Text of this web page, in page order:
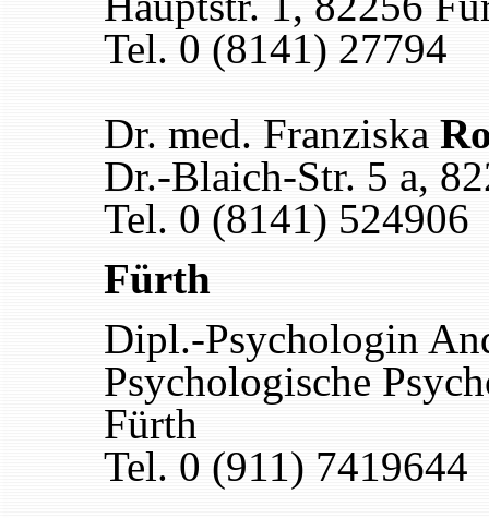
Tel. 0 (8141) 27794
Dr. med. Franziska
Dr.-Blaich-Str. 5 a,
Tel. 0 (8141) 524906
Fürth
Dipl.-Psychologin
Psychologische
Fürth
Tel. 0 (911) 7419644